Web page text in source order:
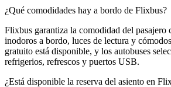
¿Qué comodidades hay a bordo de Flixbus?
Flixbus garantiza la comodidad del pasajero
inodoros a bordo, luces de lectura y
gratuito está disponible, y los autobuses
refrigerios, refrescos y puertos USB.
¿Está disponible la reserva del asiento en